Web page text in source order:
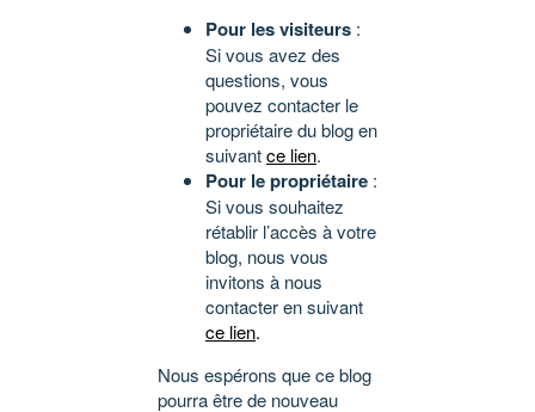
Pour les visiteurs :
Si vous avez des
questions, vous
pouvez contacter le
propriétaire du blog en
suivantce lien.
Pour le propriétaire :
Si vous souhaitez
rétablir l’accès à votre
blog, nous vous
invitons à nous
contacter en suivant
ce lien.
Nous espérons que ce blog
pourra être de nouveau